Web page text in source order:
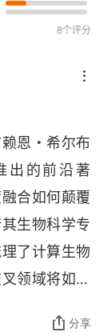
8个评分
恩・希尔布
出的前沿著
合如何颠覆
生物科学专
了计算生物
领域将如何
分享